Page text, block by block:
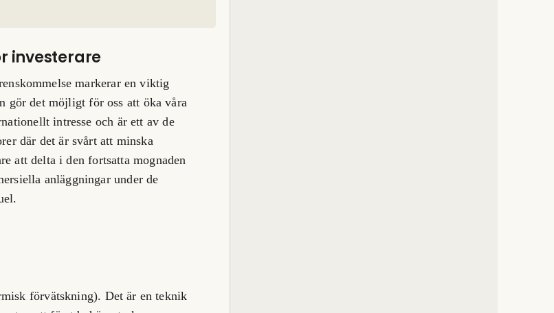
investerare
markerar en viktig
gör det möjligt för oss att öka våra
intresse och är ett av de
där det är svårt att minska
att delta i den fortsatta mognaden
anläggningar under de
förvätskning). Det är en teknik